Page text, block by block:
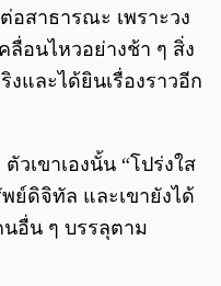
อสาธารณะ เพราะวง
อนไหวอย่างช้า ๆ สิ่ง
และได้ยินเรื่องราวอีก
วเขาเองนั้น “โปร่งใส
ย์ดิจิทัล และเขายังได้
อื่น ๆ บรรลุตาม